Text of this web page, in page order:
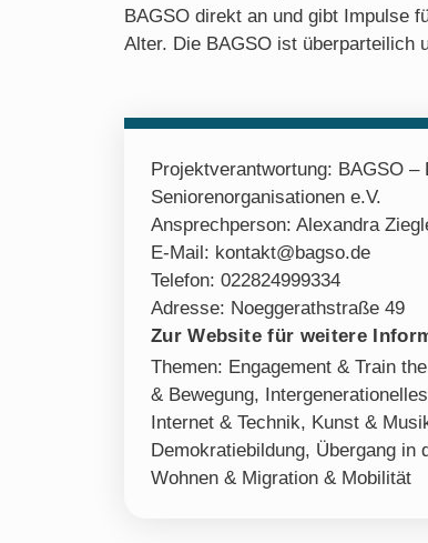
BAGSO direkt an und gibt Impulse
Alter. Die BAGSO ist überparteilich
Projektverantwortung: BAGSO
Seniorenorganisationen e.V.
Ansprechperson: Alexandra
E-Mail: kontakt@bagso.de
Telefon: 022824999334
Adresse: Noeggerathstraße 49
Zur Website für weitere
Themen: Engagement & Train
& Bewegung,
Internet & Technik, Kunst &
Demokratiebildung, Übergang in
Wohnen & Migration & Mobilität